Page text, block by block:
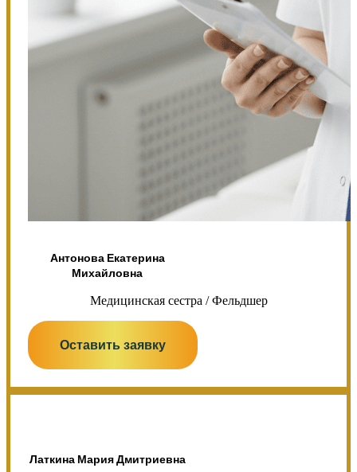
Антонова Екатерина
Михайловна
Медицинская сестра / Фельдшер
Оставить заявку
Латкина Мария Дмитриевна